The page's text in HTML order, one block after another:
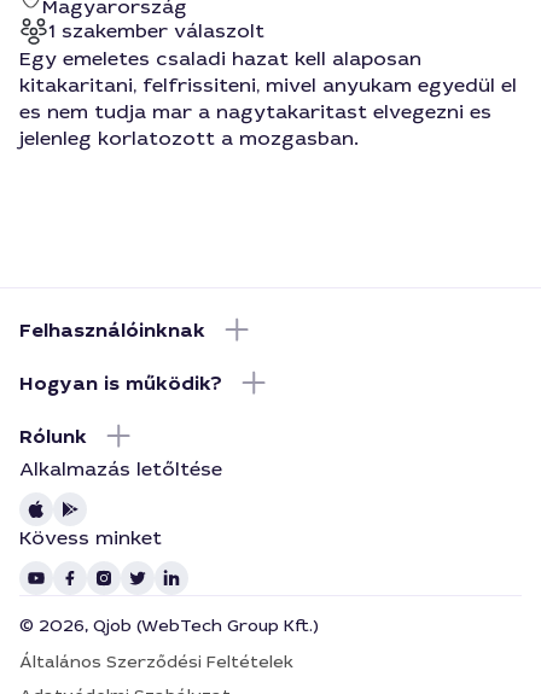
Magyarország
1 szakember válaszolt
Egy emeletes csaladi hazat kell alaposan
kitakaritani, felfrissiteni, mivel anyukam egyedül el
es nem tudja mar a nagytakaritast elvegezni es
jelenleg korlatozott a mozgasban.
Felhasználóinknak
Hogyan is működik?
Rólunk
Alkalmazás letőltése
Kövess minket
© 2026, Qjob (WebTech Group Kft.)
Általános Szerződési Feltételek